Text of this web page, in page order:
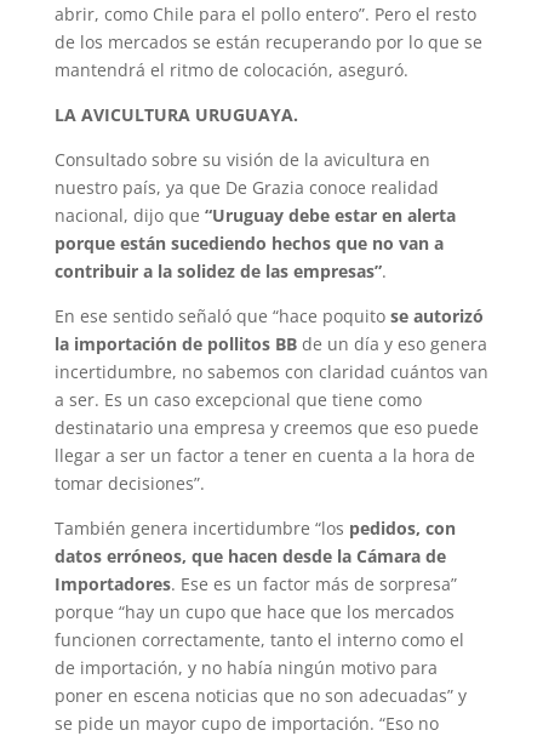
abrir, como Chile para el pollo entero”. Pero el resto
de los mercados se están recuperando por lo que se
mantendrá el ritmo de colocación, aseguró.
LA AVICULTURA URUGUAYA.
Consultado sobre su visión de la avicultura en
nuestro país, ya que De Grazia conoce realidad
nacional, dijo que “Uruguay debe estar en alerta
porque están sucediendo hechos que no van a
contribuir a la solidez de las empresas”.
En ese sentido señaló que “hace poquito se autorizó
la importación de pollitos BBde un día y eso genera
incertidumbre, no sabemos con claridad cuántos van
a ser. Es un caso excepcional que tiene como
destinatario una empresa y creemos que eso puede
llegar a ser un factor a tener en cuenta a la hora de
tomar decisiones”.
También genera incertidumbre “los pedidos, con
datos erróneos, que hacen desde la Cámara de
Importadores. Ese es un factor más de sorpresa”
porque “hay un cupo que hace que los mercados
funcionen correctamente, tanto el interno como el
de importación, y no había ningún motivo para
poner en escena noticias que no son adecuadas” y
se pide un mayor cupo de importación. “Eso no